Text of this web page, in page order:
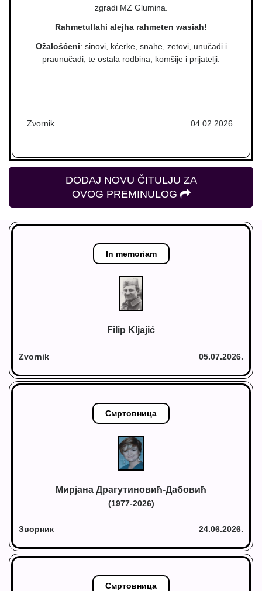
zgradi MZ Glumina.
Rahmetullahi alejha rahmeten wasiah!
Ožalošćeni: sinovi, kćerke, snahe, zetovi, unučadi i
praunučadi, te ostala rodbina, komšije i prijatelji.
Zvornik 04.02.2026.
DODAJ NOVU ČITULJU ZA
OVOG PREMINULOG
In memoriam
Filip Kljajić
Zvornik 05.07.2026.
Смртовница
Мирјана Драгутиновић-Дабовић
(1977-2026)
Зворник 24.06.2026.
Смртовница